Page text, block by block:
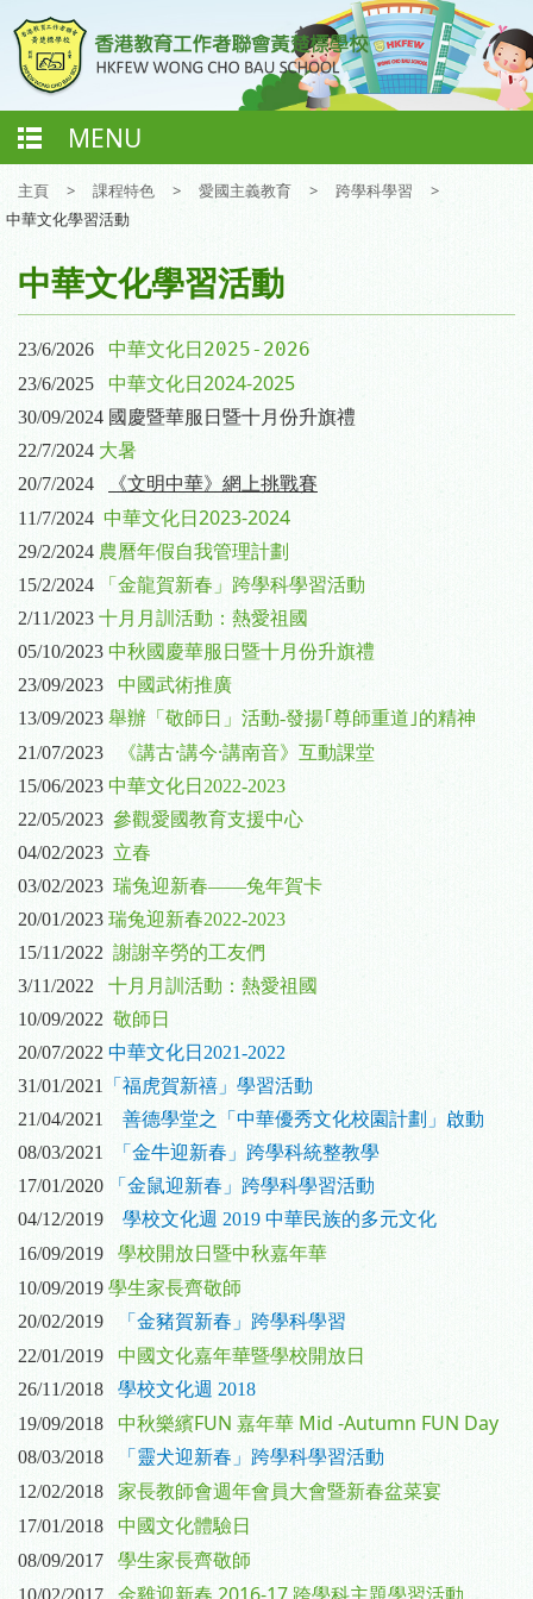
MENU
主頁 > 課程特色 > 愛國主義教育 > 跨學科學習
>
中華文化學習活動
中華文化學習活動
23/6/2026 中華文化日2025-2026
23/6/2025 中華文化日2024-2025
30/09/2024 國慶暨華服日暨十月份升旗禮
22/7/2024 大暑
20/7/2024
《文明中華》網上挑戰賽
11/7/2024 中華文化日2023-2024
29/2/2024 農曆年假自我管理計劃
15/2/2024
「金龍賀新春」跨學科學習活動
2/11/2023 十月月訓活動：熱愛祖國
05/10/2023 中秋國慶華服日暨十月份升旗禮
23/09/2023 中國武術推廣
13/09/2023 舉辦「敬師日」活動-發揚｢尊師重道｣的精神
21/07/2023
《講古·講今·講南音》互動課堂
15/06/2023 中華文化日2022-2023
22/05/2023 參觀愛國教育支援中心
04/02/2023 立春
03/02/2023 瑞兔迎新春——兔年賀卡
20/01/2023 瑞兔迎新春2022-2023
15/11/2022 謝謝辛勞的工友們
3/11/2022 十月月訓活動：熱愛祖國
10/09/2022 敬師日
20/07/2022 中華文化日2021-2022
31/01/2021
「福虎賀新禧」學習活動
21/04/2021
善德學堂之「中華優秀文化校園計劃」啟動
08/03/2021
「金牛迎新春」跨學科統整教學
17/01/2020
「金鼠迎新春」跨學科學習活動
04/12/2019
學校文化週 2019 中華民族的多元文化
16/09/2019 學校開放日暨中秋嘉年華
10/09/2019 學生家長齊敬師
20/02/2019
「金豬賀新春」跨學科學習
22/01/2019 中國文化嘉年華暨學校開放日
26/11/2018 學校文化週 2018
19/09/2018 中秋樂繽FUN 嘉年華 Mid -Autumn FUN Day
08/03/2018
「靈犬迎新春」跨學科學習活動
12/02/2018 家長教師會週年會員大會暨新春盆菜宴
17/01/2018 中國文化體驗日
08/09/2017 學生家長齊敬師
10/02/2017